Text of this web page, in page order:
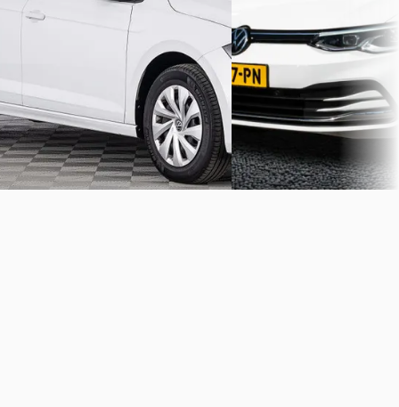
Handgeschakeld
Autobedrijf Johan Meure·
Bekijk aanbieding →
Vergelijk
Automaat
Vakgarage Pheifer
· Sneek
Bekijk aanbieding →
Vergelijk